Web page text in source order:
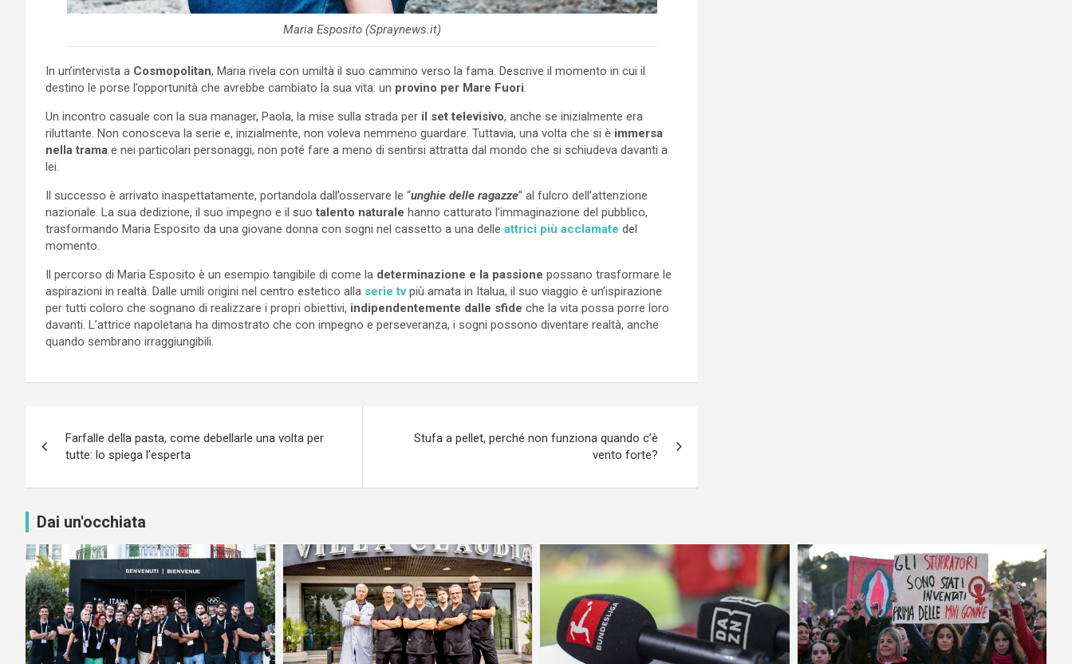
Maria Esposito (Spraynews.it)
In un’intervista a Cosmopolitan, Maria rivela con umiltà il suo cammino verso la fama. Descrive il momento in cui il
destino le porse l’opportunità che avrebbe cambiato la sua vita: un provino per Mare Fuori
Un incontro casuale con la sua manager, Paola, la mise sulla strada per il set televisivo, anche se inizialmente era
riluttante. Non conosceva la serie e, inizialmente, non voleva nemmeno guardare. Tuttavia, una volta che si è immersa
nella trama e nei particolari personaggi, non poté fare a meno di sentirsi attratta dal mondo che si schiudeva davanti a
lei.
Il successo è arrivato inaspettatamente, portandola dall’osservare le “unghie delle ragazze” al fulcro dell’attenzione
nazionale. La sua dedizione, il suo impegno e il suotalento naturale hanno catturato l’immaginazione del pubblico,
trasformando Maria Esposito da una giovane donna con sogni nel cassetto a una delle attrici più acclamate del
momento.
Il percorso di Maria Esposito è un esempio tangibile di come la determinazione e la passione possano trasformare le
aspirazioni in realtà. Dalle umili origini nel centro estetico alla serie tv più amata in Italua, il suo viaggio è un’ispirazione
per tutti coloro che sognano di realizzare i propri obiettivi, indipendentemente dalle sfide che la vita possa porre loro
davanti. L’attrice napoletana ha dimostrato che con impegno e perseveranza, i sogni possono diventare realtà, anche
quando sembrano irraggiungibili.
articoli
Farfalle della pasta, come debellarle una volta per
tutte: lo spiega l’esperta
Stufa a pellet, perché non funziona quando c’è
vento forte?
Dai un'occhiata